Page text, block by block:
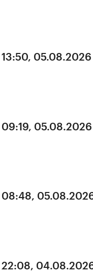
05.08.2026
05.08.2026
08:48,
22:08,